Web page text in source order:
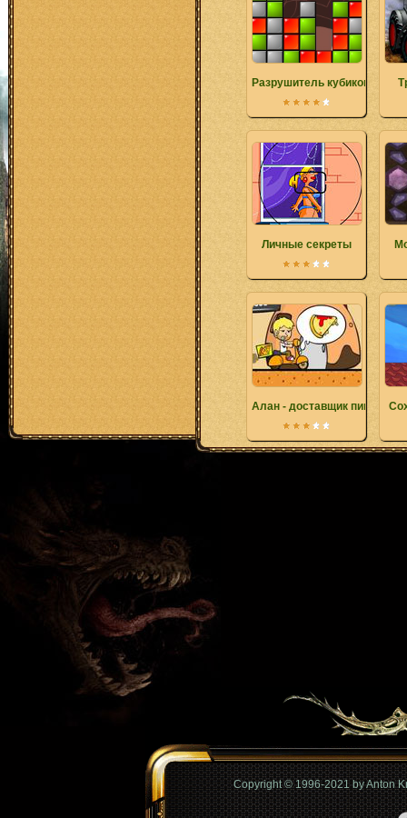
Разрушитель кубиков
Личные секреты
Алан - доставщик пиццы
Copyright © 1996-2021 by Anton